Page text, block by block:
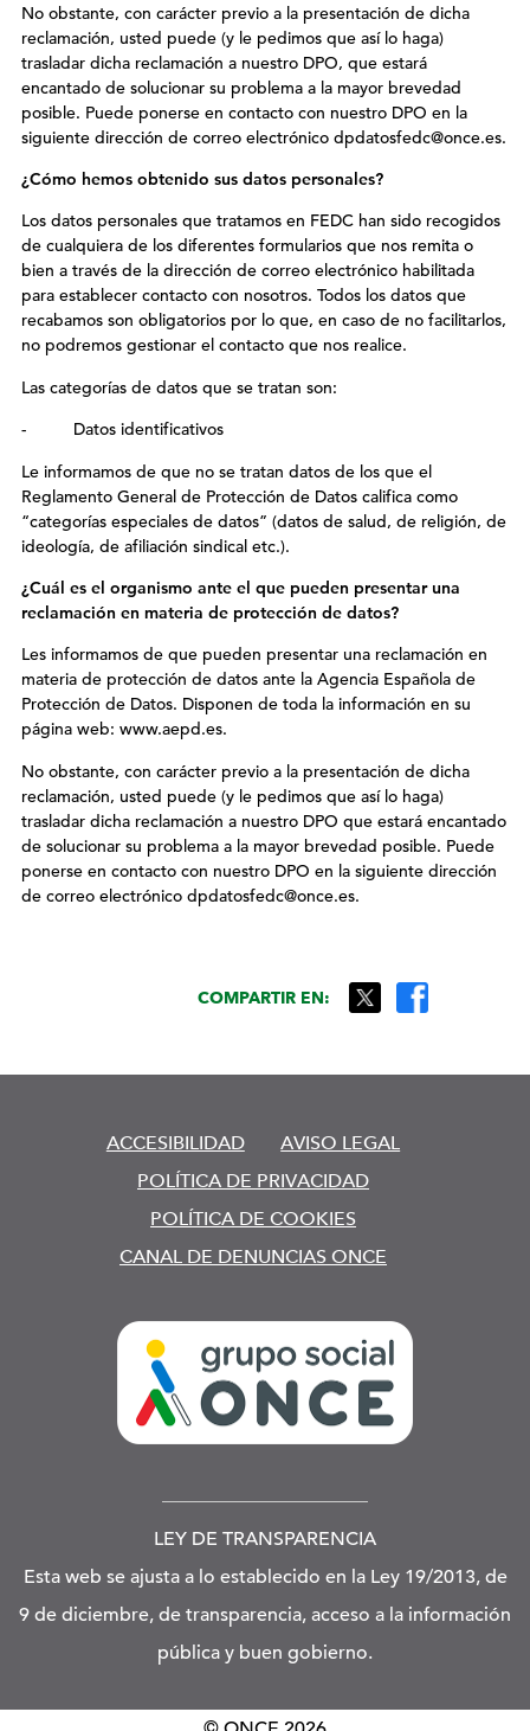
No obstante, con carácter previo a la presentación de dicha
reclamación, usted puede (y le pedimos que así lo haga)
trasladar dicha reclamación a nuestro DPO, que estará
encantado de solucionar su problema a la mayor brevedad
posible. Puede ponerse en contacto con nuestro DPO en la
siguiente dirección de correo electrónico dpdatosfedc@once.es.
¿Cómo hemos obtenido sus datos personales?
Los datos personales que tratamos en FEDC han sido recogidos
de cualquiera de los diferentes formularios que nos remita o
bien a través de la dirección de correo electrónico habilitada
para establecer contacto con nosotros. Todos los datos que
recabamos son obligatorios por lo que, en caso de no facilitarlos,
no podremos gestionar el contacto que nos realice.
Las categorías de datos que se tratan son:
- Datos identificativos
Le informamos de que no se tratan datos de los que el
Reglamento General de Protección de Datos califica como
“categorías especiales de datos” (datos de salud, de religión, de
ideología, de afiliación sindical etc.).
¿Cuál es el organismo ante el que pueden presentar una
reclamación en materia de protección de datos?
Les informamos de que pueden presentar una reclamación en
materia de protección de datos ante la Agencia Española de
Protección de Datos. Disponen de toda la información en su
página web: www.aepd.es.
No obstante, con carácter previo a la presentación de dicha
reclamación, usted puede (y le pedimos que así lo haga)
trasladar dicha reclamación a nuestro DPO que estará encantado
de solucionar su problema a la mayor brevedad posible. Puede
ponerse en contacto con nuestro DPO en la siguiente dirección
de correo electrónico dpdatosfedc@once.es.
COMPARTIR EN:
ACCESIBILIDAD
AVISO LEGAL
POLÍTICA DE PRIVACIDAD
POLÍTICA DE COOKIES
CANAL DE DENUNCIAS ONCE
LEY DE TRANSPARENCIA
Esta web se ajusta a lo establecido en la Ley 19/2013, de
9 de diciembre, de transparencia, acceso a la información
pública y buen gobierno.